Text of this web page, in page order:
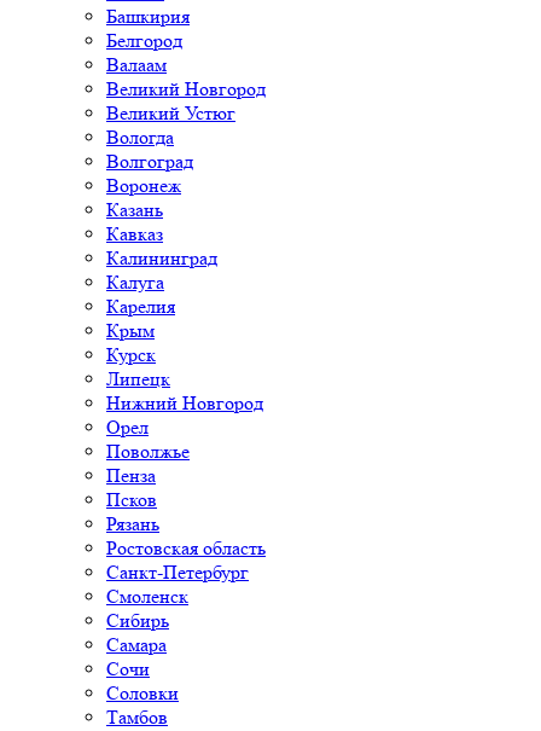
Башкирия
Белгород
Валаам
Великий Новгород
Великий Устюг
Вологда
Волгоград
Воронеж
Казань
Кавказ
Калининград
Калуга
Карелия
Крым
Курск
Липецк
Нижний Новгород
Орел
Поволжье
Пенза
Псков
Рязань
Ростовская область
Санкт-Петербург
Смоленск
Сибирь
Самара
Сочи
Соловки
Тамбов